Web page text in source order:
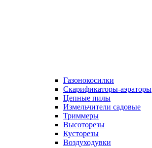
Газонокосилки
Скарификаторы-аэраторы
Цепные пилы
Измельчители садовые
Триммеры
Высоторезы
Кусторезы
Воздуходувки